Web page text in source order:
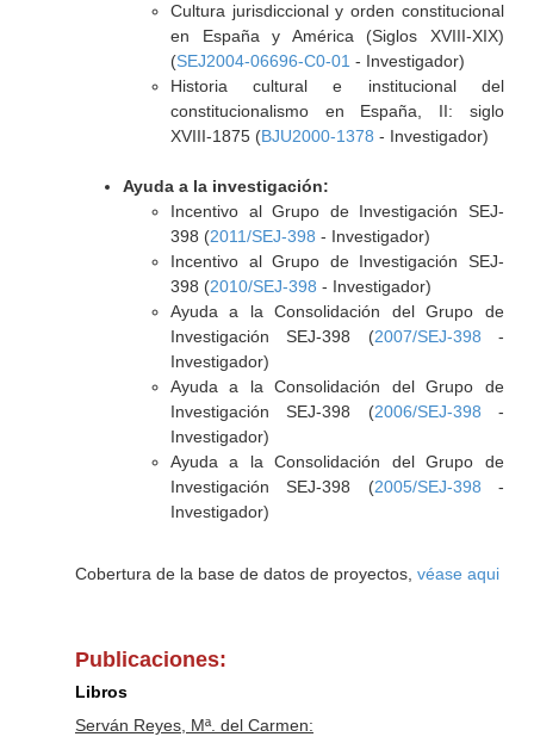
Cultura jurisdiccional y orden constitucional
en España y América (Siglos XVIII-XIX)
(SEJ2004-06696-C0-01 - Investigador)
Historia cultural e institucional del
constitucionalismo en España, II: siglo
XVIII-1875 (BJU2000-1378 - Investigador)
Ayuda a la investigación:
Incentivo al Grupo de Investigación SEJ-
398 (2011/SEJ-398 - Investigador)
Incentivo al Grupo de Investigación SEJ-
398 (2010/SEJ-398 - Investigador)
Ayuda a la Consolidación del Grupo de
Investigación SEJ-398 (2007/SEJ-398 -
Investigador)
Ayuda a la Consolidación del Grupo de
Investigación SEJ-398 (2006/SEJ-398 -
Investigador)
Ayuda a la Consolidación del Grupo de
Investigación SEJ-398 (2005/SEJ-398 -
Investigador)
Cobertura de la base de datos de proyectos, véase aqui
Publicaciones:
Libros
Serván Reyes, Mª. del Carmen: